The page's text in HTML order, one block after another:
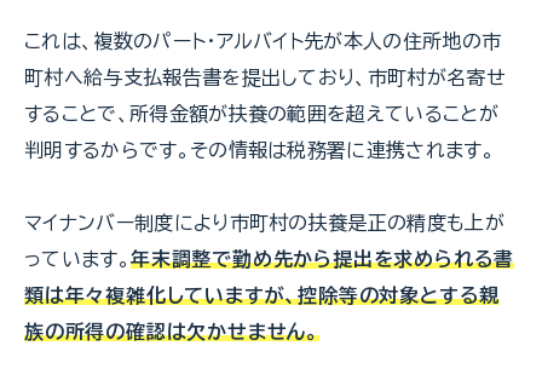
これは、複数のパート・アルバイト先が本人の住所地の市
町村へ給与支払報告書を提出しており、市町村が名寄せ
することで、所得金額が扶養の範囲を超えていることが
判明するからです。その情報は税務署に連携されます。
マイナンバー制度により市町村の扶養是正の精度も上が
っています。 年末調整で勤め先から提出を求められる書
類は年々複雑化していますが、控除等の対象とする親
族の所得の確認は欠かせません。